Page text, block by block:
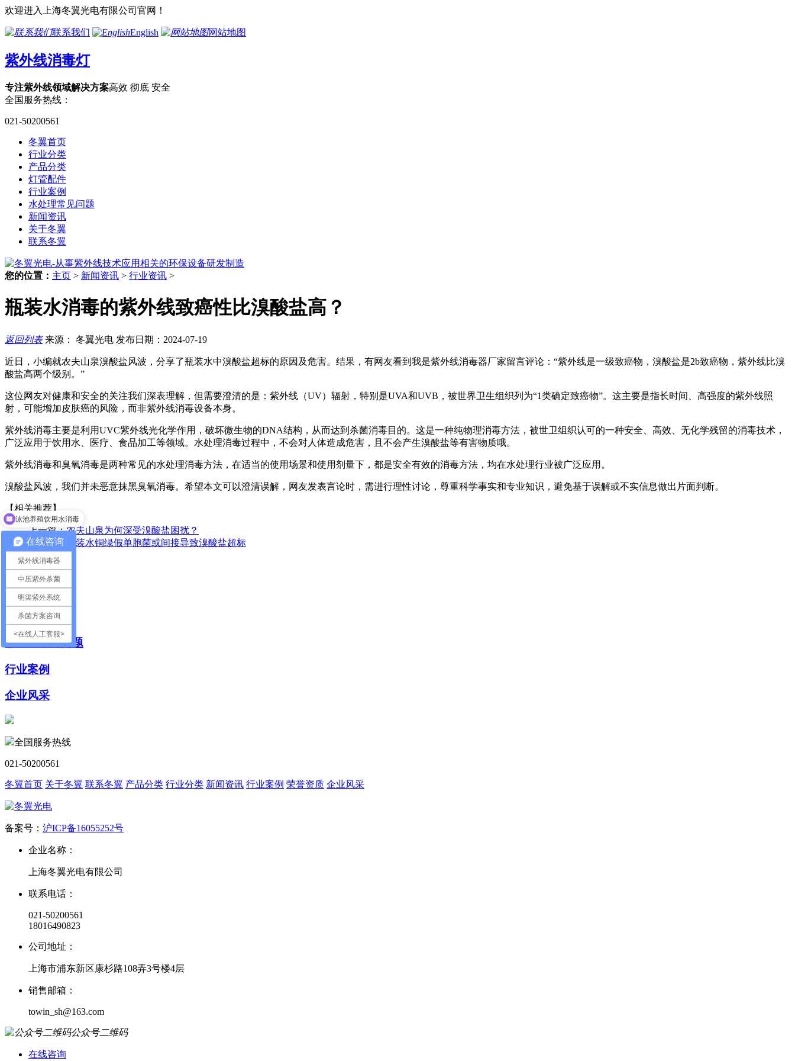
欢迎进入上海冬翼光电有限公司官网！
联系我们 English 网站地图
紫外线消毒灯
专注紫外线领域解决方案高效 彻底 安全
全国服务热线：
021-50200561
冬翼首页
行业分类
产品分类
灯管配件
行业案例
水处理常见问题
新闻资讯
关于冬翼
联系冬翼
您的位置： 主页 > 新闻资讯 > 行业资讯 >
瓶装水消毒的紫外线致癌性比溴酸盐高？
返回列表 来源： 冬翼光电 发布日期：2024-07-19
近日，小编就农夫山泉溴酸盐风波，分享了瓶装水中溴酸盐超标的原因及危害。结果，有网友看到我是紫外线消毒器厂家留言评论：“紫外线是一级致癌物，溴酸盐是2b致癌物，紫外线比溴
酸盐高两个级别。”
这位网友对健康和安全的关注我们深表理解，但需要澄清的是：紫外线（UV）辐射，特别是UVA和UVB，被世界卫生组织列为“1类确定致癌物”。这主要是指长时间、高强度的紫外线照
射，可能增加皮肤癌的风险，而非紫外线消毒设备本身。
紫外线消毒主要是利用UVC紫外线光化学作用，破坏微生物的DNA结构，从而达到杀菌消毒目的。这是一种纯物理消毒方法，被世卫组织认可的一种安全、高效、无化学残留的消毒技术，
广泛应用于饮用水、医疗、食品加工等领域。水处理消毒过程中，不会对人体造成危害，且不会产生溴酸盐等有害物质哦。
紫外线消毒和臭氧消毒是两种常见的水处理消毒方法，在适当的使用场景和使用剂量下，都是安全有效的消毒方法，均在水处理行业被广泛应用。
溴酸盐风波，我们并未恶意抹黑臭氧消毒。希望本文可以澄清误解，网友发表言论时，需进行理性讨论，尊重科学事实和专业知识，避免基于误解或不实信息做出片面判断。
【相关推荐】
上一篇：农夫山泉为何深受溴酸盐困扰？
下一篇：
桶装水铜绿假单胞菌或间接导致溴酸盐超标
返回列表
冬翼资讯中心
新闻资讯
水处理常见问题
行业案例
企业风采
全国服务热线
021-50200561
冬翼首页 关于冬翼 联系冬翼 产品分类 行业分类 新闻资讯 行业案例 荣誉资质 企业风采
备案号： 沪ICP备16055252号
企业名称：
上海冬翼光电有限公司
联系电话：
021-50200561
18016490823
公司地址：
上海市浦东新区康杉路108弄3号楼4层
销售邮箱：
towin_sh@163.com
公众号二维码
在线咨询
在线咨询
紫外线消毒器
中压紫外杀菌
明渠紫外系统
杀菌方案咨询
<在线人工客服>
泳池养殖饮用水消毒